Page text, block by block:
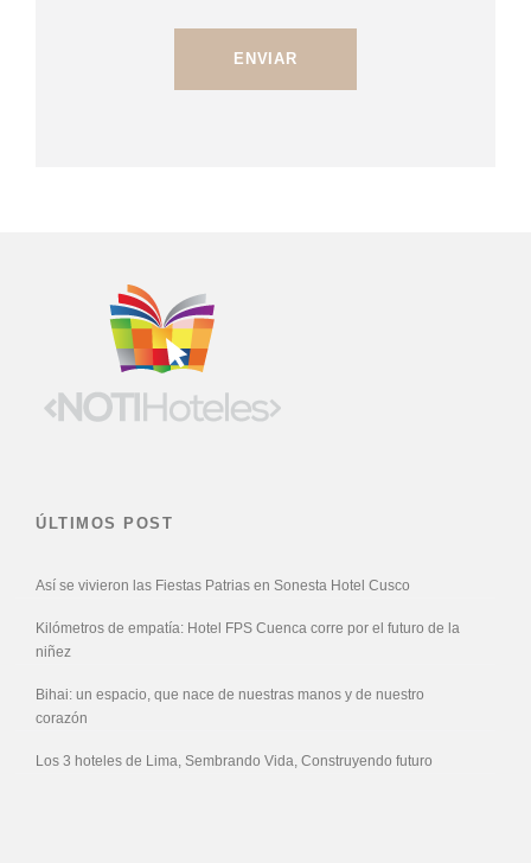
ÚLTIMOS POST
Así se vivieron las Fiestas Patrias en Sonesta Hotel Cusco
Kilómetros de empatía: Hotel FPS Cuenca corre por el futuro de la
niñez
Bihai: un espacio, que nace de nuestras manos y de nuestro
corazón
Los 3 hoteles de Lima, Sembrando Vida, Construyendo futuro